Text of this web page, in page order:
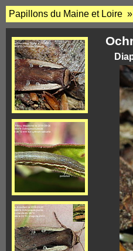
Papillons du Maine et Loire